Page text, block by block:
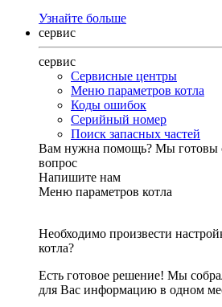
Узнайте больше
сервис
сервис
Сервисные центры
Меню параметров котла
Коды ошибок
Серийный номер
Поиск запасных частей
Вам нужна помощь? Мы готовы
вопрос
Напишите нам
Меню параметров котла
Необходимо произвести
котла?
Есть готовое решение! Мы
для Вас информацию в одном